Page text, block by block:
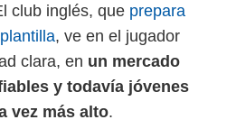
club inglés, que prepara
, ve en el jugador
clara, en un mercado
y todavía jóvenes
vez más alto.